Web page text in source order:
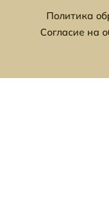
Политика
Согласие на